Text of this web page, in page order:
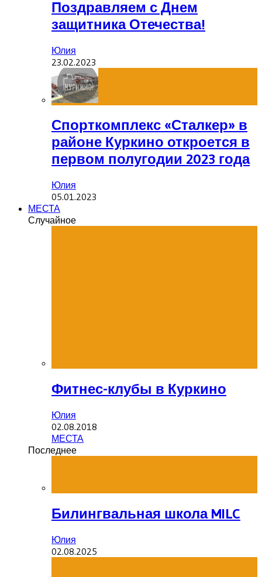
Поздравляем с Днем
защитника Отечества!
Юлия
23.02.2023
Спорткомплекс «Сталкер» в
районе Куркино откроется в
первом полугодии 2023 года
Юлия
05.01.2023
МЕСТА
Случайное
Фитнес-клубы в Куркино
Юлия
02.08.2018
МЕСТА
Последнее
Билингвальная школа MILC
Юлия
02.08.2025